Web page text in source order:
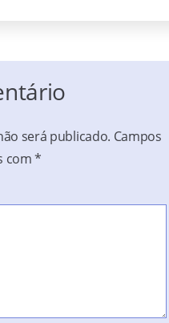
será publicado. Campos
com*